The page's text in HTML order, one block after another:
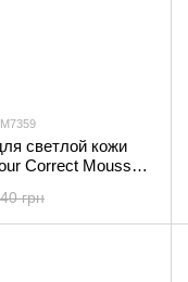
светлой кожи
Correct Mousse
грн